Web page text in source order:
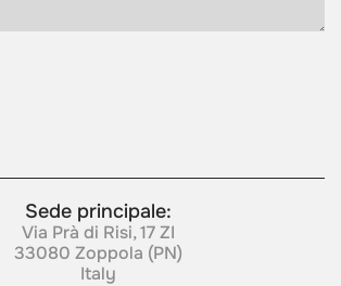
Sede principale:
Via Prà di Risi, 17 ZI
33080 Zoppola (PN)
Italy